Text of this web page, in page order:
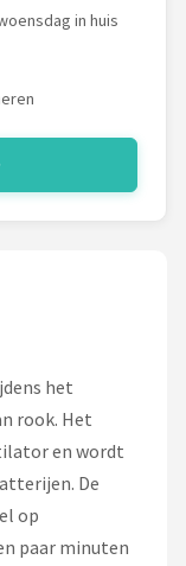
in huis
het
rook. Het
en wordt
De
op
paar minuten